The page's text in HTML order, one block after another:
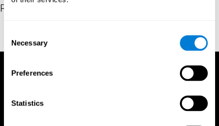
Selection
Necessary
Preferences
Statistics
Références
Tonawanda, NY: Multi-Health Systems.